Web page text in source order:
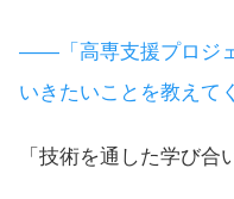
――「高専支援プロジ
いきたいことを教えて
「技術を通した学び合